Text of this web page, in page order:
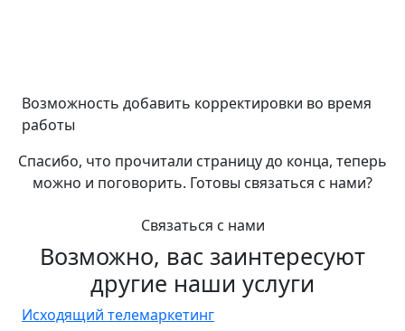
Возможность добавить корректировки во время
работы
Спасибо, что прочитали страницу до конца, теперь
можно и поговорить. Готовы связаться с нами?
Связаться с нами
Возможно, вас заинтересуют
другие наши услуги
Исходящий телемаркетинг